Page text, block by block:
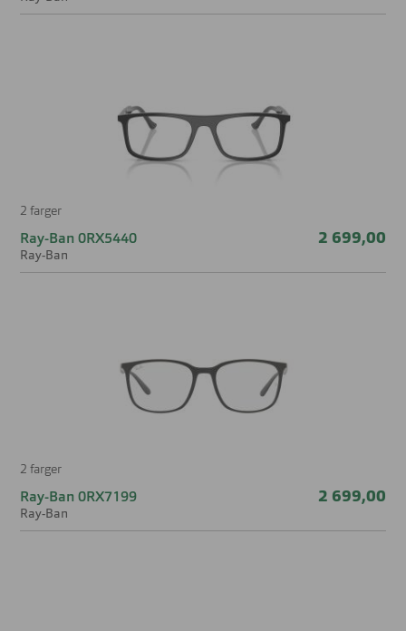
Høyde glass 39 mm
2 farger
Ray-Ban 0RX5440
Ray-Ban
2 699,00
2 farger
Ray-Ban 0RX7199
Ray-Ban
2 699,00